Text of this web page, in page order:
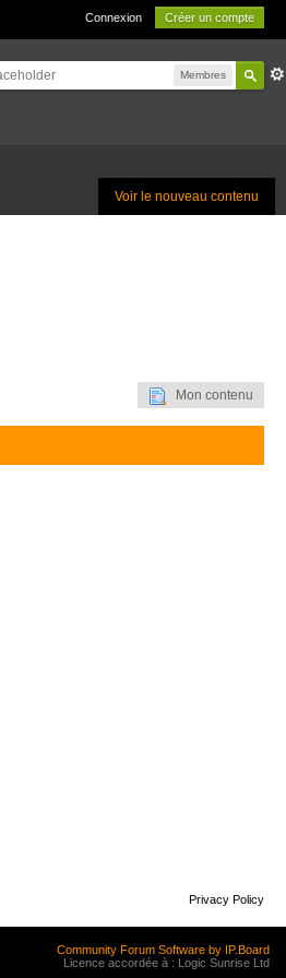
Connexion Créer un compte
Membres
Voir le nouveau contenu
Mon contenu
Privacy Policy
Community Forum Software by IP.Board
Licence accordée à : Logic Sunrise Ltd